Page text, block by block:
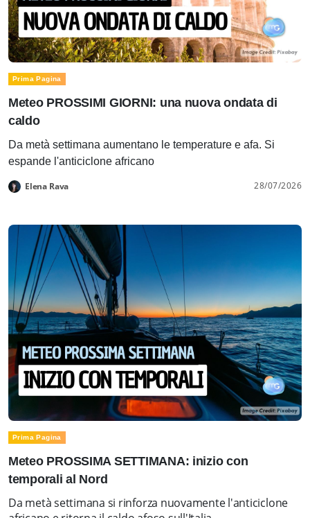
Prima Pagina
Meteo PROSSIMI GIORNI: una nuova ondata di
caldo
Da metà settimana aumentano le temperature e afa. Si
espande l'anticiclone africano
Elena Rava 28/07/2026
Prima Pagina
Meteo PROSSIMA SETTIMANA: inizio con
temporali al Nord
Da metà settimana si rinforza nuovamente l'anticiclone